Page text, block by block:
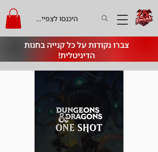
צברו נקודות על כל קנייה בחנות
הדיגיטלית!
היכנסו לצפייה בקרדיט